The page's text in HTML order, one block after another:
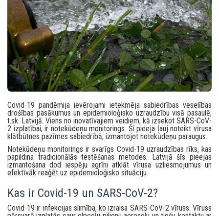
Covid-19 pandēmija ievērojami ietekmēja sabiedrības veselības
drošības pasākumus un epidemioloģisko uzraudzību visā pasaulē,
t.sk. Latvijā. Viens no inovatīvajiem veidiem, kā izsekot SARS-CoV-
2 izplatībai, ir notekūdeņu monitorings. Šī pieeja ļauj noteikt vīrusa
klātbūtnes pazīmes sabiedrībā, izmantojot notekūdeņu paraugus.
Notekūdeņu monitorings ir svarīgs Covid-19 uzraudzības rīks, kas
papildina tradicionālās testēšanas metodes. Latvijā šīs pieejas
izmantošana dod iespēju agrīni atklāt vīrusa uzliesmojumus un
efektīvāk reaģēt uz epidemioloģisko situāciju.
Kas ir Covid-19 un SARS-CoV-2?
Covid-19 ir infekcijas slimība, ko izraisa SARS-CoV-2 vīruss. Vīruss